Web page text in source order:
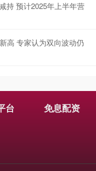
持 预计2025年上半年营
高 专家认为双向波动仍
台 免息配资